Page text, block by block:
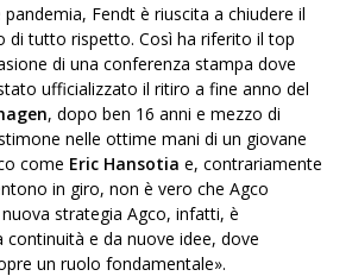
Fendt è riuscita a chiudere il
di tutto rispetto. Così ha riferito il top
di una conferenza stampa dove
ufficializzato il ritiro a fine anno del
, dopo ben 16 anni e mezzo di
nelle ottime mani di un giovane
come Eric Hansotia e, contrariamente
in giro, non è vero che Agco
strategia Agco, infatti, è
continuità e da nuove idee, dove
un ruolo fondamentale».